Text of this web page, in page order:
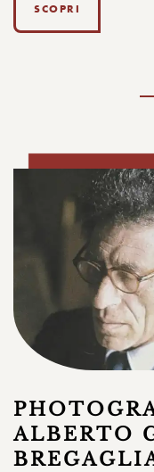
SCOPRI
ALBERTO